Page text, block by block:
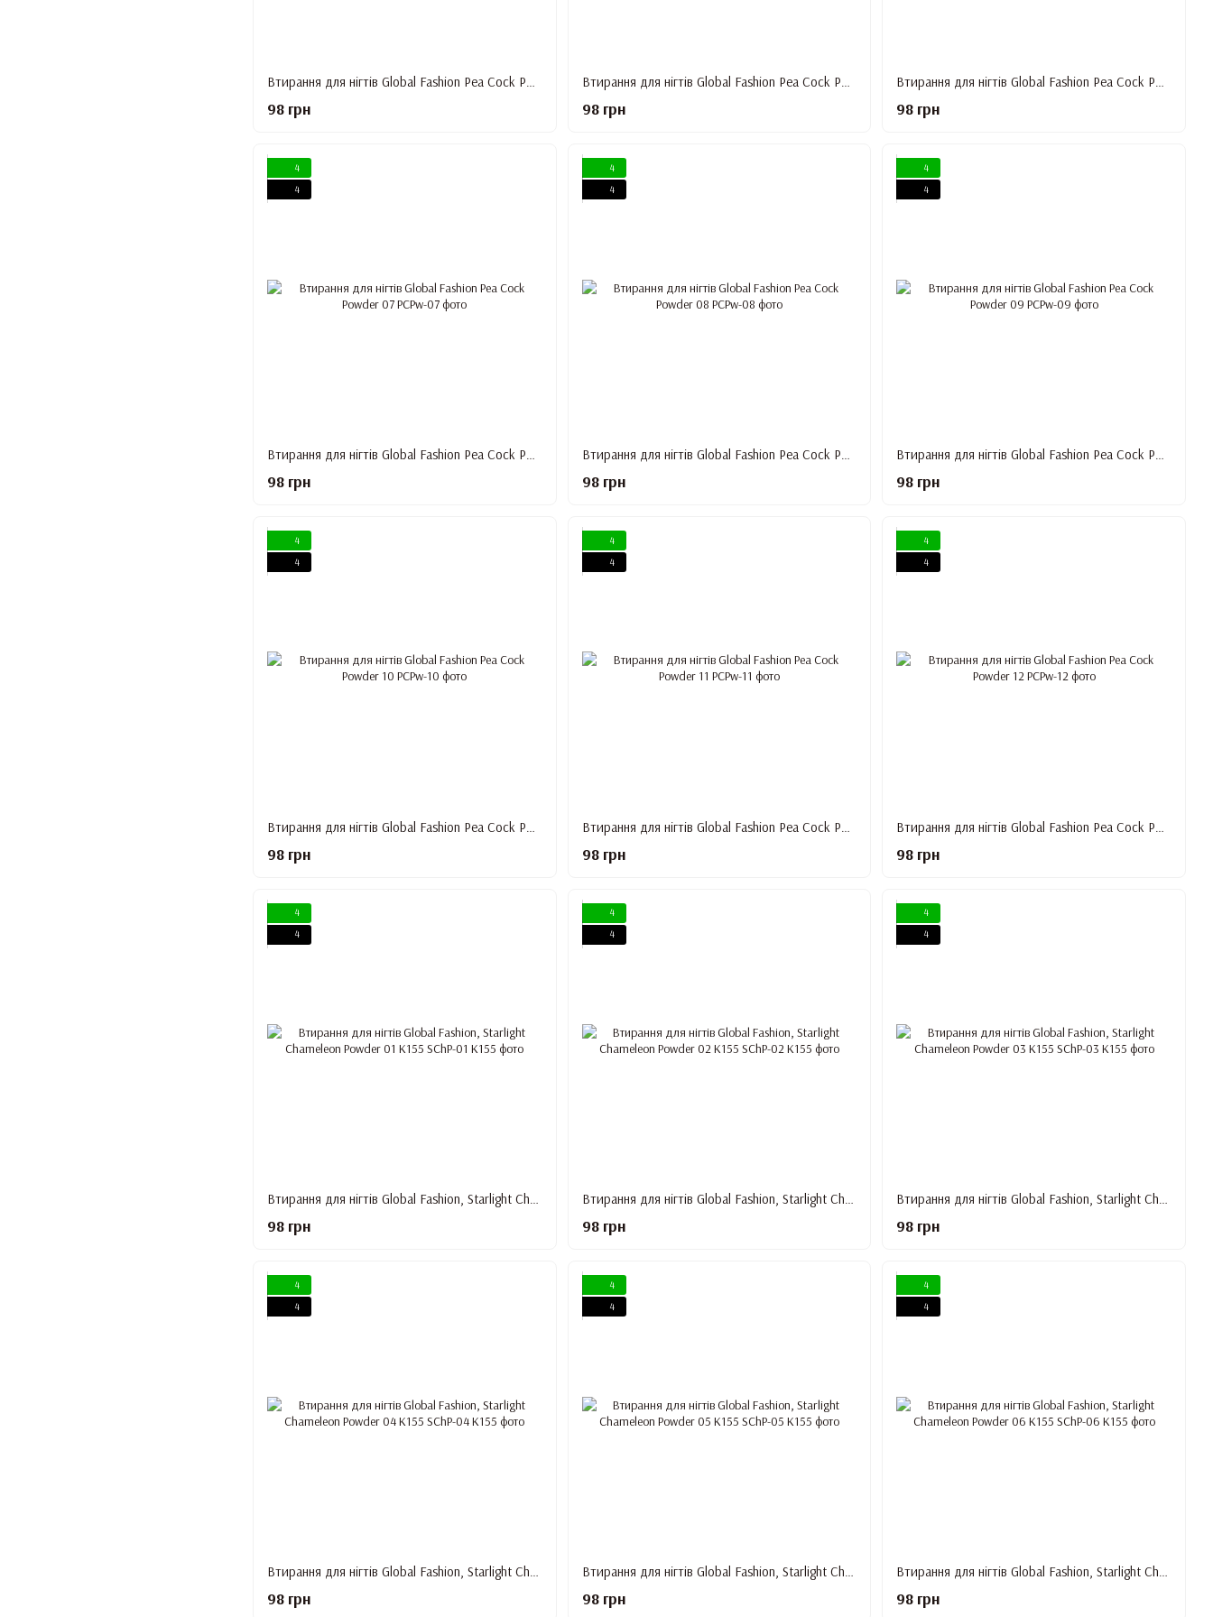
Втирання для нігтів Global Fashion Pea Cock Powder 04
98 грн
Втирання для нігтів Global Fashion Pea Cock Powder 05
98 грн
Втирання для нігтів Global Fashion Pea Cock Powder 06
98 грн
4
4
Втирання для нігтів Global Fashion Pea Cock Powder 07
98 грн
4
4
Втирання для нігтів Global Fashion Pea Cock Powder 08
98 грн
4
4
Втирання для нігтів Global Fashion Pea Cock Powder 09
98 грн
4
4
98 грн
4
4
98 грн
4
4
98 грн
4
4
Втирання для нігтів Global Fashion, Starlight Chameleon Powder 01 K155
98 грн
4
4
Втирання для нігтів Global Fashion, Starlight Chameleon Powder 02 K155
98 грн
4
4
Втирання для нігтів Global Fashion, Starlight Chameleon Powder 03 K155
98 грн
4
4
Втирання для нігтів Global Fashion, Starlight Chameleon Powder 04 K155
98 грн
4
4
Втирання для нігтів Global Fashion, Starlight Chameleon Powder 05 K155
98 грн
4
4
Втирання для нігтів Global Fashion, Starlight Chameleon Powder 06 K155
98 грн